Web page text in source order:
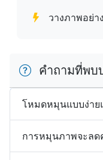
วางภาพอย่า
คำถามที่พบ
โหมดหมุนแบบง่าย
การหมุนภาพจะล